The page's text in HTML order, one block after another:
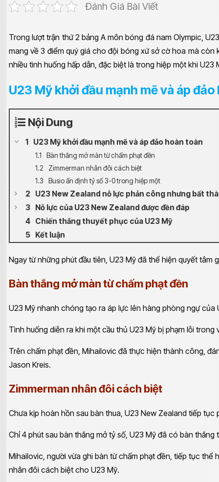
Đánh Giá Bài Viết
Trong lượt trận thứ 2 bảng A môn bóng đá nam Olympic,
mang về 3 điểm quý giá cho đội bóng xứ sở cờ hoa mà
nhiều tình huống hấp dẫn, đặc biệt là trong hiệp một khi
U23 Mỹ khởi đầu mạnh mẽ và áp
Nội Dung
U23 Mỹ khởi đầu mạnh mẽ và áp đảo hoàn toàn
Bàn thắng mở màn từ chấm phạt đền
Zimmerman nhân đôi cách biệt
Busio ấn định tỷ số 3-0 trong hiệp một
U23 New Zealand nỗ lực phản công nhưng bất
Nỗ lực của U23 New Zealand được đền đáp
Chiến thắng thuyết phục của U23 Mỹ
Kết luận
Ngay từ những phút đầu tiên, U23 Mỹ đã thể hiện quyết
Bàn thắng mở màn từ chấm phạt đền
U23 Mỹ nhanh chóng tạo ra áp lực lên hàng phòng ngự
Tình huống diễn ra khi một cầu thủ U23 Mỹ bị phạm lỗi
Trên chấm phạt đền, Mihailovic đã thực hiện thành công,
Jason Kreis.
Zimmerman nhân đôi cách biệt
Chưa kịp hoàn hồn sau bàn thua, U23 New Zealand tiếp tục
Chỉ 4 phút sau bàn thắng mở tỷ số, U23 Mỹ đã có bàn
Mihailovic, người vừa ghi bàn từ chấm phạt đền, tiếp tục
nhân đôi cách biệt cho U23 Mỹ.